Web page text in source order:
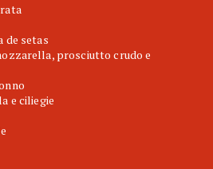
de setas
prosciutto crudo e
e ciliegie